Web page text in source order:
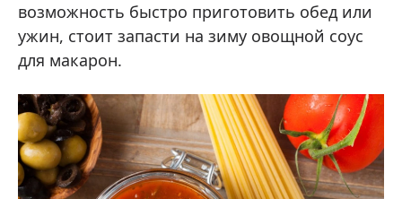
возможность быстро приготовить обед или
ужин, стоит запасти на зиму овощной соус
для макарон.